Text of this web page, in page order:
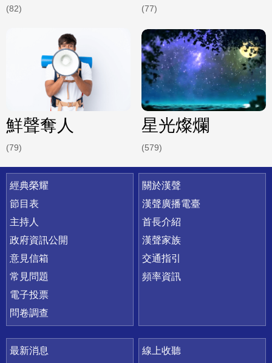
(82) (77)
鮮聲奪人
(79)
星光燦爛
(579)
快速連結
經典榮耀
節目表
主持人
政府資訊公開
意見信箱
常見問題
電子投票
問卷調查
關於漢聲
漢聲廣播電臺
首長介紹
漢聲家族
交通指引
頻率資訊
最新消息
線上收聽